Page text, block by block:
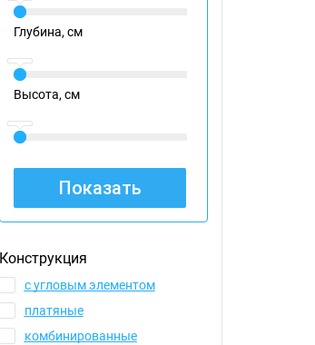
Глубина, см
Высота, см
Конструкция
с угловым элементом
платяные
комбинированные